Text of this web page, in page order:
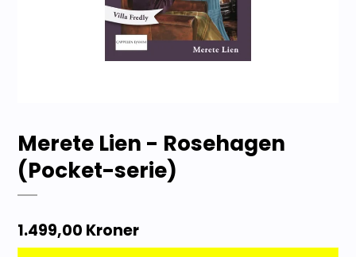
Merete Lien - Rosehagen
(Pocket-serie)
1.499,00 Kroner